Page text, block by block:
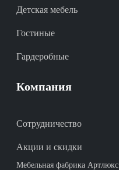
Детская мебель
Гостиные
Гардеробные
Компания
Сотрудничество
Акции и скидки
Мебельная фабрика Артлюкс.